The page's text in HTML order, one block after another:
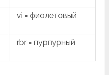
vi = фиолетовый
rbr = пурпурный